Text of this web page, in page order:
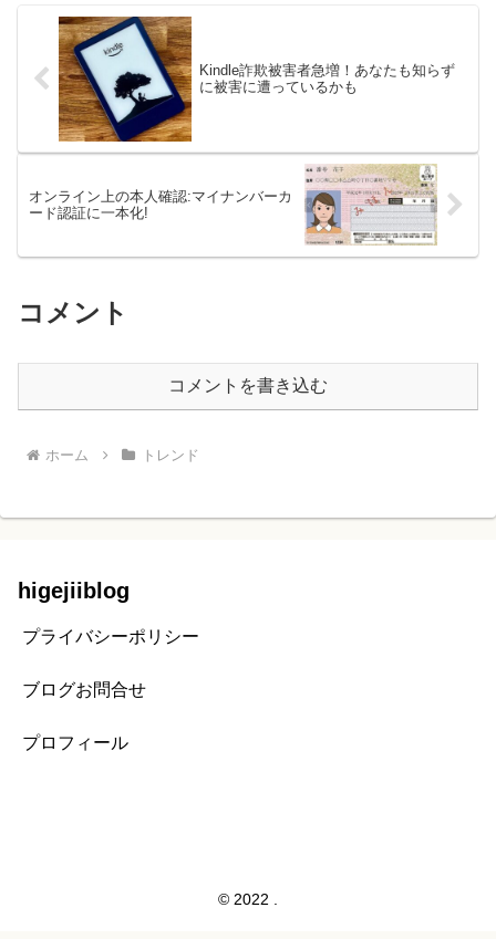
Kindle詐欺被害者急増！あなたも知らず
に被害に遭っているかも
オンライン上の本人確認:マイナンバーカ
ード認証に一本化!
コメント
コメントを書き込む
ホーム トレンド
higejiiblog
プライバシーポリシー
ブログお問合せ
プロフィール
© 2022 .